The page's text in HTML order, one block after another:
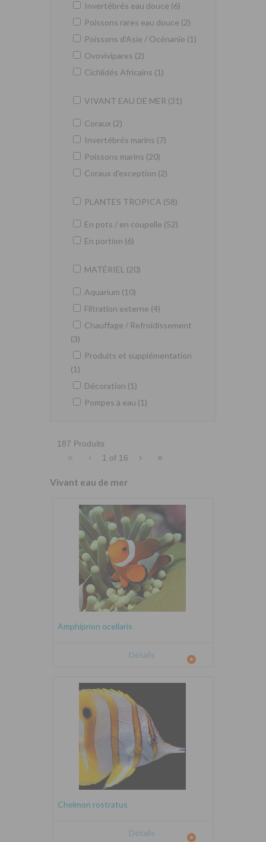
Invertébrés eau douce (6)
Poissons rares eau douce (2)
Poissons d'Asie / Océnanie (1)
Ovovivipares (2)
Cichlidés Africains (1)
VIVANT EAU DE MER (31)
Coraux (2)
Invertébrés marins (7)
Poissons marins (20)
Coraux d'exception (2)
PLANTES TROPICA (58)
En pots / en coupelle (52)
En portion (6)
MATÉRIEL (20)
Aquarium (10)
Filtration externe (4)
Chauffage / Refroidissement
(3)
Produits et supplémentation
(1)
Décoration (1)
Pompes à eau (1)
187 Produits
« ‹ 1 of 16 › »
Vivant eau de mer
Amphiprion ocellaris
Détails
Chelmon rostratus
Détails